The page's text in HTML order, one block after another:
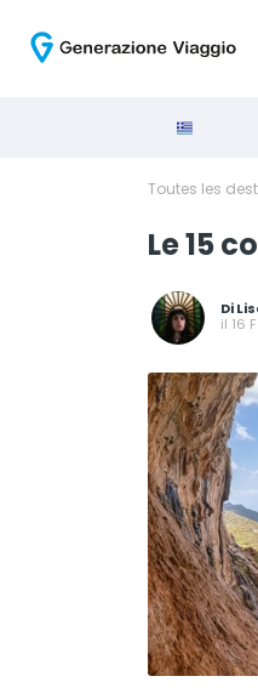
Toutes les
Le 15
Di
il 16